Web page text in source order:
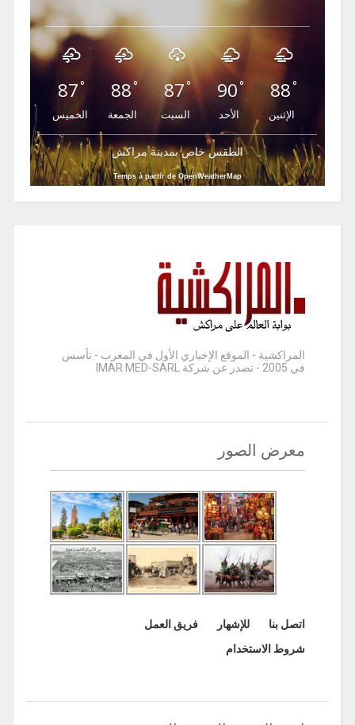
87°
الخميس
88°
الجمعة
87°
السبت
90°
الأحد
88°
الإثنين
الطقس خاص بمدينة مراكش
Temps à partir de OpenWeatherMap
المراكشية - الموقع الإخباري الأول في المغرب - تأسس
في 2005 - تصدر عن شركة IMAR MED-SARL
معرض الصور
اتصل بنا للإشهار
فريق العمل
شروط الاستخدام